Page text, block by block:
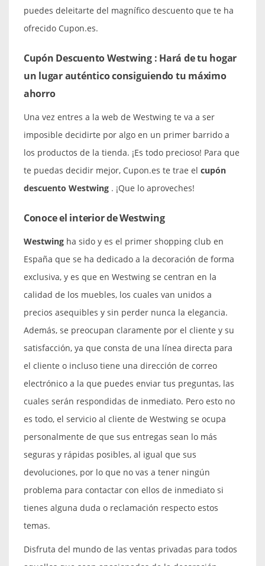
puedes deleitarte del magnífico descuento que te ha
ofrecido Cupon.es.
Cupón Descuento Westwing : Hará de tu hogar
un lugar auténtico consiguiendo tu máximo
ahorro
Una vez entres a la web de Westwing te va a ser
imposible decidirte por algo en un primer barrido a
los productos de la tienda. ¡Es todo precioso! Para que
te puedas decidir mejor, Cupon.es te trae el cupón
descuento Westwing . ¡Que lo aproveches!
Conoce el interior de Westwing
Westwing ha sido y es el primer shopping club en
España que se ha dedicado a la decoración de forma
exclusiva, y es que en Westwing se centran en la
calidad de los muebles, los cuales van unidos a
precios asequibles y sin perder nunca la elegancia.
Además, se preocupan claramente por el cliente y su
satisfacción, ya que consta de una línea directa para
el cliente o incluso tiene una dirección de correo
electrónico a la que puedes enviar tus preguntas, las
cuales serán respondidas de inmediato. Pero esto no
es todo, el servicio al cliente de Westwing se ocupa
personalmente de que sus entregas sean lo más
seguras y rápidas posibles, al igual que sus
devoluciones, por lo que no vas a tener ningún
problema para contactar con ellos de inmediato si
tienes alguna duda o reclamación respecto estos
temas.
Disfruta del mundo de las ventas privadas para todos